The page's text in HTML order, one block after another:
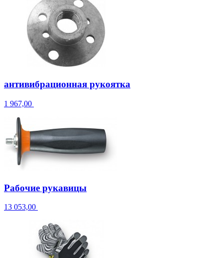
антивибрационная рукоятка
1 967,00
Рабочие рукавицы
13 053,00